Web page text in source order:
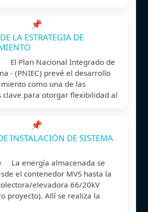
📌
LA ESTRATEGIA DE
El Plan Nacional Integrado de
- (PNIEC) prevé el desarrollo
como una de las
clave para otorgar flexibilidad al
📌
INSTALACIÓN DE SISTEMA
La energía almacenada se
el contenedor MVS hasta la
elevadora 66/20kV
proyecto). Allí se realiza la